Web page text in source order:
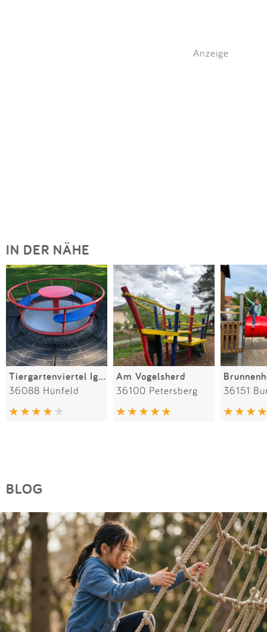
Anzeige
IN DER NÄHE
Tiergartenviertel Igelstück
36088 Hünfeld
Am Vogelsherd
36100 Petersberg 36151
BLOG